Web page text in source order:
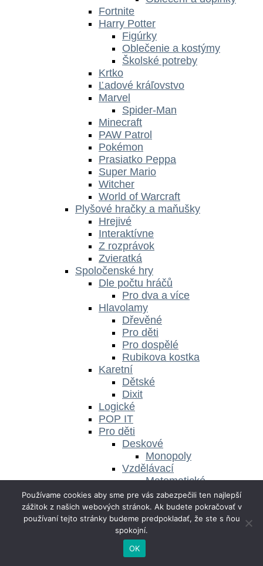
Fortnite
Harry Potter
Figúrky
Oblečenie a kostýmy
Školské potreby
Krtko
Ľadové kráľovstvo
Marvel
Spider-Man
Minecraft
PAW Patrol
Pokémon
Prasiatko Peppa
Super Mario
Witcher
World of Warcraft
Plyšové hračky a maňušky
Hrejivé
Interaktívne
Z rozprávok
Zvieratká
Spoločenské hry
Dle počtu hráčů
Pro dva a více
Hlavolamy
Dřevěné
Pro děti
Pro dospělé
Rubikova kostka
Karetní
Dětské
Dixit
Logické
POP IT
Pro děti
Deskové
Monopoly
Vzdělávací
Matematické
Pro dospělé
Párty hry
Party Alias
Postřehové
Stolní
Používame cookies aby sme pre vás zabezpečili ten najlepší
zážitok z našich webových stránok. Ak budete pokračovať v
používaní tejto stránky budeme predpokladať, že ste s ňou
spokojní.
OK